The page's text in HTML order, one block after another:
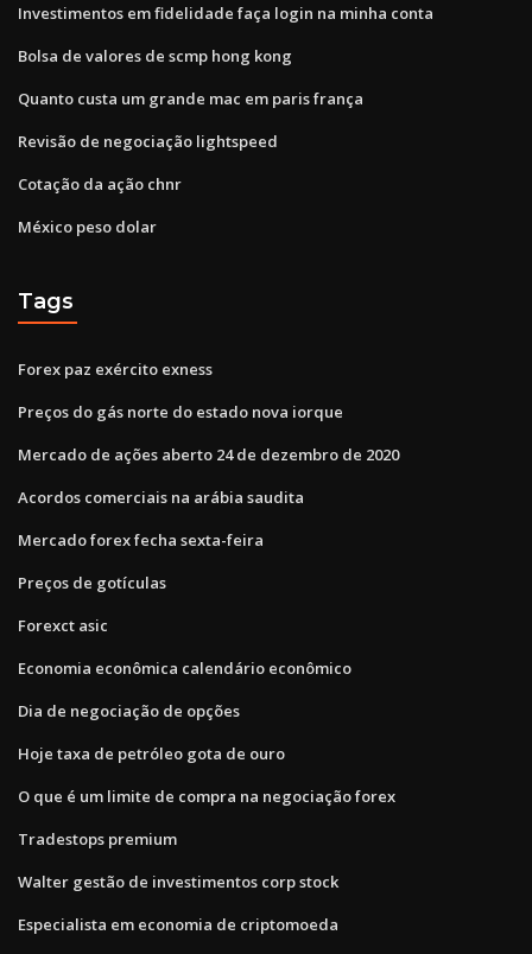
Investimentos em fidelidade faça login na minha conta
Bolsa de valores de scmp hong kong
Quanto custa um grande mac em paris frança
Revisão de negociação lightspeed
Cotação da ação chnr
México peso dolar
Tags
Forex paz exército exness
Preços do gás norte do estado nova iorque
Mercado de ações aberto 24 de dezembro de 2020
Acordos comerciais na arábia saudita
Mercado forex fecha sexta-feira
Preços de gotículas
Forexct asic
Economia econômica calendário econômico
Dia de negociação de opções
Hoje taxa de petróleo gota de ouro
O que é um limite de compra na negociação forex
Tradestops premium
Walter gestão de investimentos corp stock
Especialista em economia de criptomoeda